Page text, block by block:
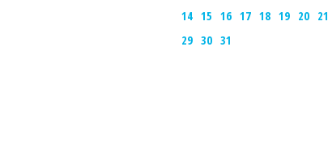
14 15 16 17 18 19 20 21
29 30 31